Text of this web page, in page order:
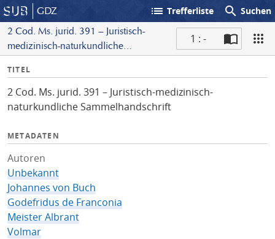
GDZ list Trefferliste search Suchen
2 Cod. Ms. jurid. 391 – Juristisch-
medizinisch-naturkundliche
1 : -
I
f
o
TITEL
2 Cod. Ms. jurid. 391 – Juristisch-medizinisch-
naturkundliche Sammelhandschrift
METADATEN
Autoren
Unbekannt
Johannes von Buch
Godefridus de Franconia
Meister Albrant
Volmar